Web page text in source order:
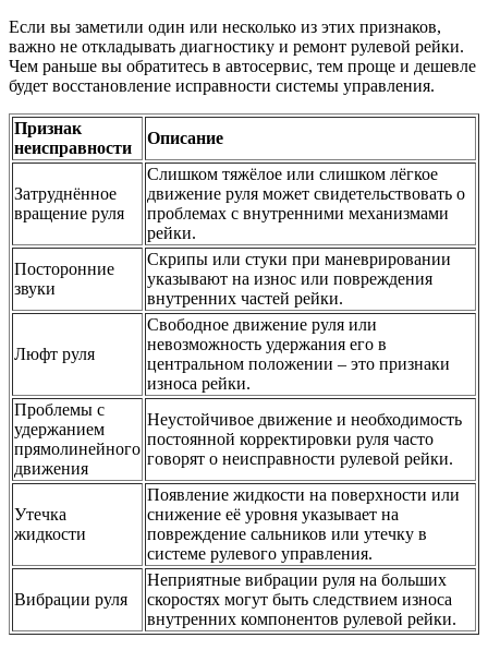
Если вы заметили один или несколько из этих признаков,
важно не откладывать диагностику и ремонт рулевой рейки.
Чем раньше вы обратитесь в автосервис, тем проще и дешевле
будет восстановление исправности системы управления.
Признак
неисправности
Описание
Затруднённое
вращение руля
Слишком тяжёлое или слишком лёгкое
движение руля может свидетельствовать о
проблемах с внутренними механизмами
рейки.
Посторонние
звуки
Скрипы или стуки при маневрировании
указывают на износ или повреждения
внутренних частей рейки.
Люфт руля
Свободное движение руля или
невозможность удержания его в
центральном положении – это признаки
износа рейки.
Проблемы с
удержанием
прямолинейного
движения
Неустойчивое движение и необходимость
постоянной корректировки руля часто
говорят о неисправности рулевой рейки.
Утечка
жидкости
Появление жидкости на поверхности или
снижение её уровня указывает на
повреждение сальников или утечку в
системе рулевого управления.
Вибрации руля
Неприятные вибрации руля на больших
скоростях могут быть следствием износа
внутренних компонентов рулевой рейки.